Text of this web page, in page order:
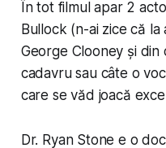
În tot filmul apar 2
Bullock (n-ai zice că
George Clooney și
cadavru sau câte o
care se văd joacă
Dr. Ryan Stone e o